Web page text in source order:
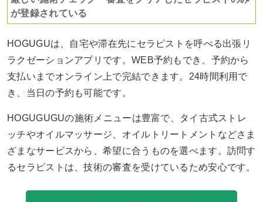
が登録されている
HOGUGUは、自宅や滞在先にセラピストを呼べる出張リ
ラクゼーションアプリです。WEB予約もでき、予約から
支払いまでオンライン上で完結できます。24時間利用で
き、当日の予約も可能です。
HOGUGUGUの施術メニューは豊富で、タイ古式ストレ
ッチやオイルマッサージ、オイルトリートメントなどさま
ざまなサービスから、希望に合うものを選べます。訪問す
るセラピストは、技術の審査を受けているため安心です。